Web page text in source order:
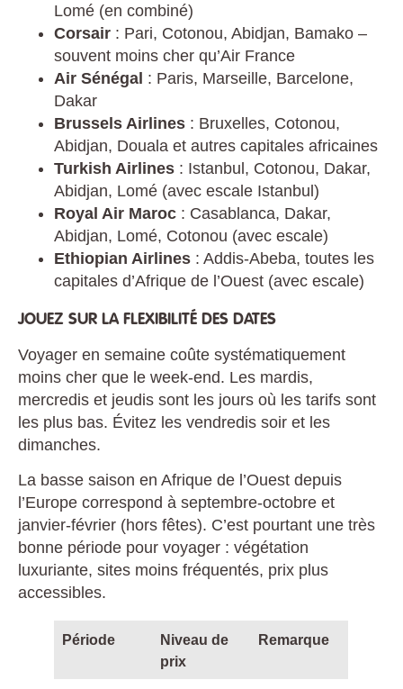
Lomé (en combiné)
Corsair : Pari, Cotonou, Abidjan, Bamako –
souvent moins cher qu’Air France
Air Sénégal : Paris, Marseille, Barcelone,
Dakar
Brussels Airlines : Bruxelles, Cotonou,
Abidjan, Douala et autres capitales africaines
Turkish Airlines : Istanbul, Cotonou, Dakar,
Abidjan, Lomé (avec escale Istanbul)
Royal Air Maroc : Casablanca, Dakar,
Abidjan, Lomé, Cotonou (avec escale)
Ethiopian Airlines : Addis-Abeba, toutes les
capitales d’Afrique de l’Ouest (avec escale)
JOUEZ SUR LA FLEXIBILITÉ DES DATES
Voyager en semaine coûte systématiquement
moins cher que le week-end. Les mardis,
mercredis et jeudis sont les jours où les tarifs sont
les plus bas. Évitez les vendredis soir et les
dimanches.
La basse saison en Afrique de l’Ouest depuis
l’Europe correspond à septembre-octobre et
janvier-février (hors fêtes). C’est pourtant une très
bonne période pour voyager : végétation
luxuriante, sites moins fréquentés, prix plus
accessibles.
Période
Niveau de
prix
Remarque